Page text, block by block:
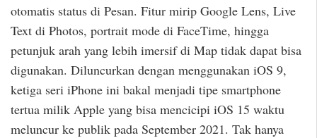
otomatis status di Pesan. Fitur mirip Google Lens, Live
Text di Photos, portrait mode di FaceTime, hingga
petunjuk arah yang lebih imersif di Map tidak dapat bisa
digunakan. Diluncurkan dengan menggunakan iOS 9,
ketiga seri iPhone ini bakal menjadi tipe smartphone
tertua milik Apple yang bisa mencicipi iOS 15 waktu
meluncur ke publik pada September 2021. Tak hanya